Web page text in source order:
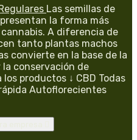
Las semillas de
la forma más
A diferencia de
tanto plantas machos
convierte en la base de la
conservación de
productos ↓ CBD Todas
Autoflorecientes